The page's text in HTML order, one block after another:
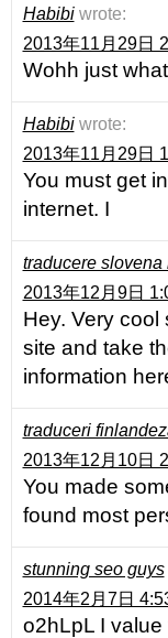
Habibi wrote:
2013年11月29日
Wohh just
Habibi wrote:
2013年11月29日
You must get
internet. I
traducere slovena
2013年12月9日
Hey. Very cool
site and take
information
traduceri
2013年12月10日
You made
found most
stunning seo guys
2014年2月7日
o2hLpL I